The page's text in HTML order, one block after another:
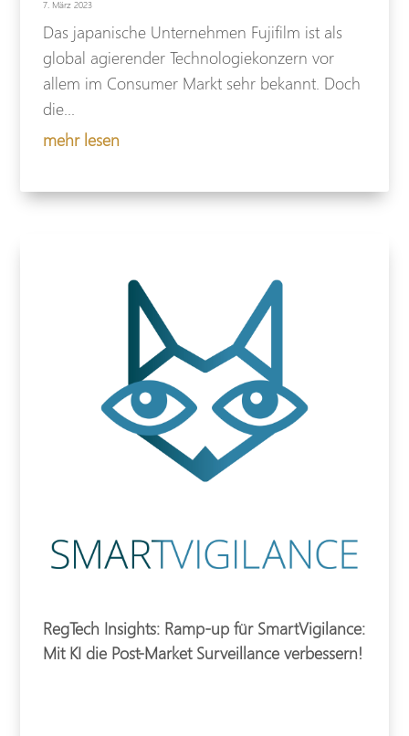
7. März 2023
Das japanische Unternehmen Fujifilm ist als
global agierender Technologiekonzern vor
allem im Consumer Markt sehr bekannt. Doch
die...
mehr lesen
RegTech Insights: Ramp-up für SmartVigilance:
Mit KI die Post-Market Surveillance verbessern!